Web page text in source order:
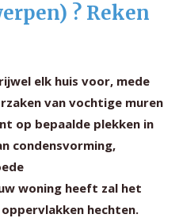
? Reken
elk huis voor, mede
van vochtige muren
op bepaalde plekken in
condensvorming,
woning heeft zal het
hechten.